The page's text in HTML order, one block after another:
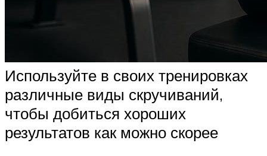
Используйте в своих тренировках
различные виды скручиваний,
чтобы добиться хороших
результатов как можно скорее